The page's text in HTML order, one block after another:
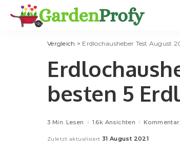
Vergleich > Erdlochausheber Test August
besten 5
3 Min. Lesen 1.6k Ansichten
Zuletzt aktualisiert 31 August 2021